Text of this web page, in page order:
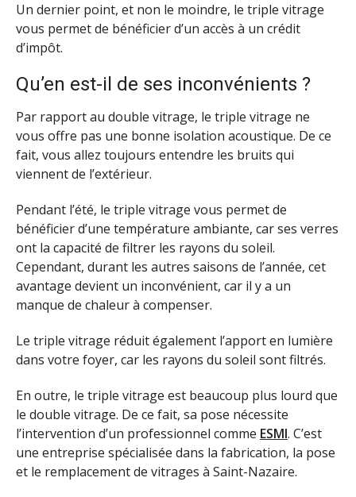
Un dernier point, et non le moindre, le triple vitrage
vous permet de bénéficier d’un accès à un crédit
d’impôt.
Qu’en est-il de ses inconvénients ?
Par rapport au double vitrage, le triple vitrage ne
vous offre pas une bonne isolation acoustique. De ce
fait, vous allez toujours entendre les bruits qui
viennent de l’extérieur.
Pendant l’été, le triple vitrage vous permet de
bénéficier d’une température ambiante, car ses verres
ont la capacité de filtrer les rayons du soleil.
Cependant, durant les autres saisons de l’année, cet
avantage devient un inconvénient, car il y a un
manque de chaleur à compenser.
Le triple vitrage réduit également l’apport en lumière
dans votre foyer, car les rayons du soleil sont filtrés.
En outre, le triple vitrage est beaucoup plus lourd que
le double vitrage. De ce fait, sa pose nécessite
l’intervention d’un professionnel comme ESMI. C’est
une entreprise spécialisée dans la fabrication, la pose
et le remplacement de vitrages à Saint-Nazaire.